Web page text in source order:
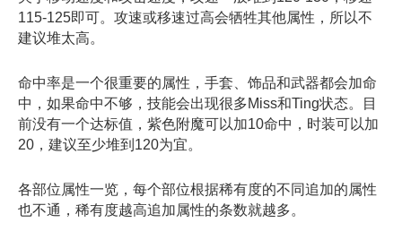
115-125即可。攻速或移速过高会牺牲其他属性，所以不
建议堆太高。
命中率是一个很重要的属性，手套、饰品和武器都会加命
中，如果命中不够，技能会出现很多Miss和Ting状态。目
前没有一个达标值，紫色附魔可以加10命中，时装可以加
20，建议至少堆到120为宜。
各部位属性一览，每个部位根据稀有度的不同追加的属性
也不通，稀有度越高追加属性的条数就越多。